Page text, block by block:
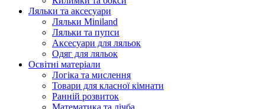
Ляльки та аксесуари
Ляльки Miniland
Ляльки та пупси
Аксесуари для ляльок
Одяг для ляльок
Освітні матеріали
Логіка та мислення
Товари для класної кімнати
Ранній розвиток
Математика та лічба